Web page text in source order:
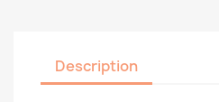
Description